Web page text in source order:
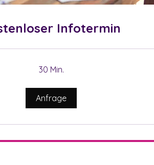
Infotermin
30 Min.
Anfrage